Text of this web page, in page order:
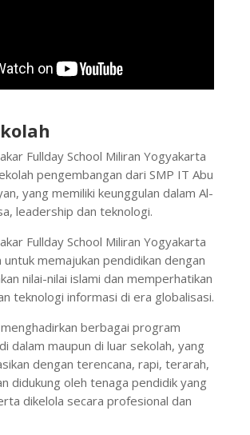
Fullday School Miliran Yogyakarta
pengembangan dari SMP IT Abu
yang memiliki keunggulan dalam Al-
leadership dan teknologi.
Fullday School Miliran Yogyakarta
memajukan pendidikan dengan
nilai-nilai islami dan memperhatikan
teknologi informasi di era globalisasi.
berbagai program
dalam maupun di luar sekolah, yang
dengan terencana, rapi, terarah,
didukung oleh tenaga pendidik yang
dikelola secara profesional dan